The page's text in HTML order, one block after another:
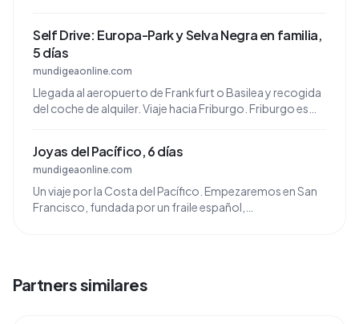
Self Drive: Europa-Park y Selva Negra en familia,
5 días
mundigeaonline.com
Llegada al aeropuerto de Frankfurt o Basilea y recogida
del coche de alquiler. Viaje hacia Friburgo. Friburgo es
Joyas del Pacífico, 6 días
mundigeaonline.com
Un viaje por la Costa del Pacífico. Empezaremos en San
Francisco, fundada por un fraile español,
Partners similares